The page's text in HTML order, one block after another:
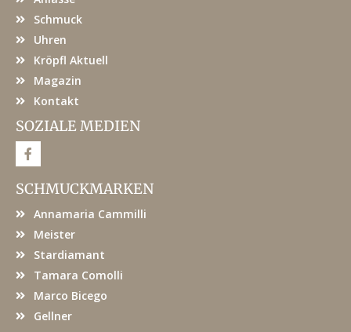
Schmuck
Uhren
Kröpfl Aktuell
Magazin
Kontakt
SOZIALE MEDIEN
F
a
e
b
o
SCHMUCKMARKEN
Annamaria Cammilli
Meister
Stardiamant
Tamara Comolli
Marco Bicego
Gellner